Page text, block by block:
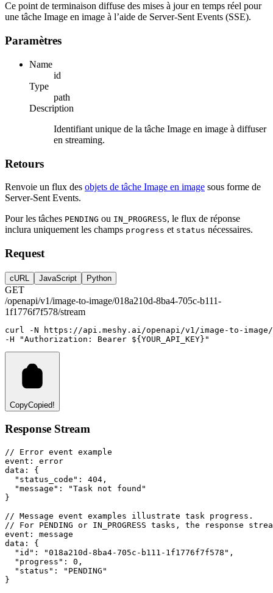
Ce point de terminaison diffuse des mises à jour en temps réel pour
une tâche Image en image à l’aide de Server-Sent Events (SSE).
Paramètres
Name
id
Type
path
Description
Identifiant unique de la tâche Image en image à diffuser
en streaming.
Retours
Renvoie un flux des objets de tâche Image en image sous forme de
Server-Sent Events.
Pour les tâches PENDING ou IN_PROGRESS, le flux de réponse
inclura uniquement les champs progress et status nécessaires.
Request
cURL JavaScript Python
GET
/openapi/v1/image-to-image/018a210d-8ba4-705c-b111-
1f1776f7f578/stream
curl -N
https://api.meshy.ai/openapi/v1/image-to-image/
-H
"Authorization: Bearer ${YOUR_API_KEY}"
CopyCopied!
Response Stream
// Error event example
event: error
data: {
  "status_code": 404,
  "message": "Task not found"
}
// Message event examples illustrate task progress.
// For PENDING or IN_PROGRESS tasks, the response
event: message
data: {
  "id": "018a210d-8ba4-705c-b111-1f1776f7f578",
  "progress": 0,
  "status": "PENDING"
}